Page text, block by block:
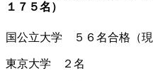
１７５名）
国公立大学 ５６名合格（現
東京大学 ２名